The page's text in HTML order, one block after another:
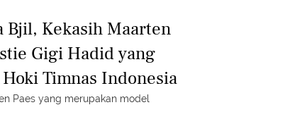
Bjil, Kekasih Maarten
Gigi Hadid yang
Timnas Indonesia
Paes yang merupakan model